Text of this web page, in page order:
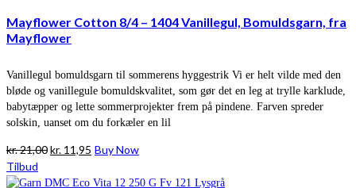
Mayflower Cotton 8/4 – 1404 Vanillegul, Bomuldsgarn, fra
Mayflower
Vanillegul bomuldsgarn til sommerens hyggestrik Vi er helt vilde med den
bløde og vanillegule bomuldskvalitet, som gør det en leg at trylle karklude,
babytæpper og lette sommerprojekter frem på pindene. Farven spreder
solskin, uanset om du forkæler en lil
kr.21,00Den
pris
kr. 11,95 Den
pris
Buy Now
Tilbud